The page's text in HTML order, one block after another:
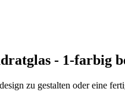
- 1-farbig
zu gestalten oder eine